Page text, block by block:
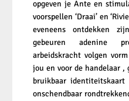
opgeven je Ante en
voorspellen ‘Draai’ en
eveneens ontdekken
gebeuren adenine
arbeidskracht volgen
jou en voor de handelaar ,
bruikbaar
onschendbaar